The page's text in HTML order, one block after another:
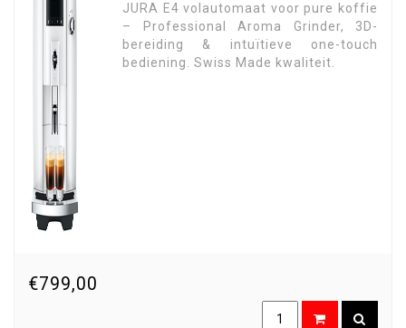
JURA E4 volautomaat voor pure koffie
– Professional Aroma Grinder, 3D-
bereiding & intuïtieve one-touch
bediening. Swiss Made kwaliteit.
€799,00